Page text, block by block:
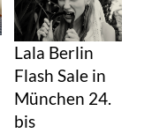
Lala Berlin
Flash Sale in
München 24.
bis